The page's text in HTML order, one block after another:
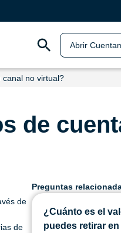
Abrir
canal no virtual?
de
de
de
Preguntas
¿Cuánto es el
puedes retirar